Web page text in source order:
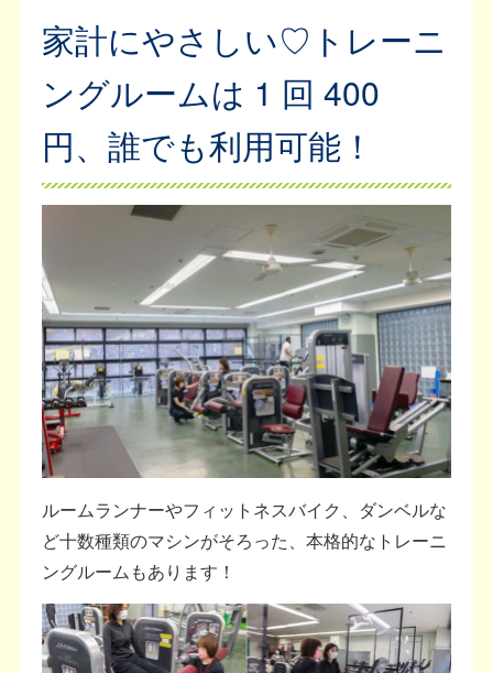
家計にやさしい♡トレーニ
ングルームは 1 回 400
円、誰でも利用可能！
ルームランナーやフィットネスバイク、ダンベルな
ど十数種類のマシンがそろった、本格的なトレーニ
ングルームもあります！